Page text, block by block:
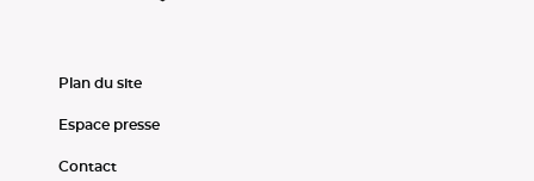
Plan du site
Espace presse
Contact